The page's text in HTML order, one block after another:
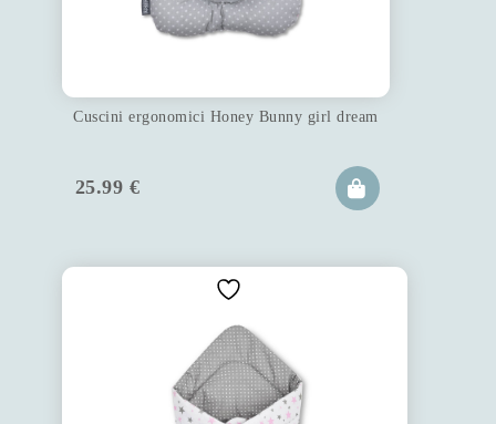
Cuscini ergonomici Honey Bunny girl dream
25.99 €